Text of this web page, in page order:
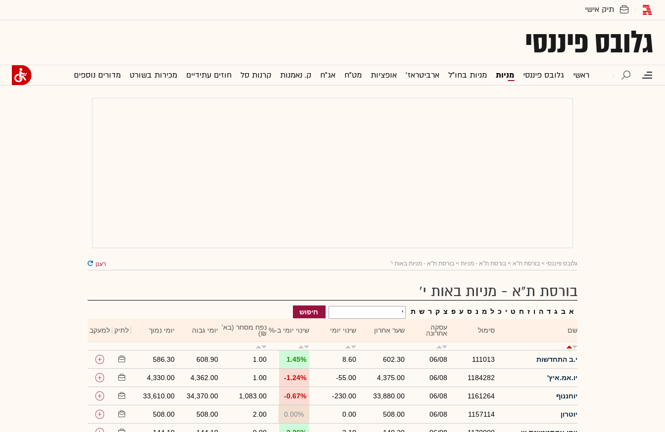
גלובס פיננסי
ראשי גלובס פיננסי מניות מניות בחו"ל ארביטראז' אופציות מט"ח אג"ח ק. נאמנות קרנות סל חוזים עתידיים מכירות בשורט מדורים נוספים
גלובס פיננסי > בורסת ת"א > בורסת ת"א - מניות > בורסת ת"א - מניות באות י' רענן
בורסת ת"א - מניות באות י'
ת ש ר ק צ פ ע ס נ מ ל כ י ט ח ז ו ה ד ג ב א חיפוש
שם סימול עסקה
אחרונה שער אחרון שינוי יומי שינוי יומי ב-% נפח מסחר (בא'
₪) יומי גבוה יומי נמוך לתיק למעקב
י.ב התחדשות 111013
06/08
602.30
8.60
1.45%
1.00
608.90
586.30
יו.אמ.איץ' 1184282
06/08
4,375.00
-55.00
-1.24%
1.00
4,362.00
4,330.00
יוחננוף 1161264
06/08
33,880.00
-230.00
-0.67%
1,083.00
34,370.00
33,610.00
יוטרון 1157114
06/08
508.00
0.00
0.00%
2.00
508.00
508.00